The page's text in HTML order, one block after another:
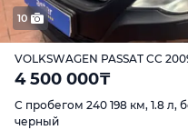
10
VOLKSWAGEN PASSAT CC
4 500 000₸
С пробегом 240 198 км, 1.8 л,
черный